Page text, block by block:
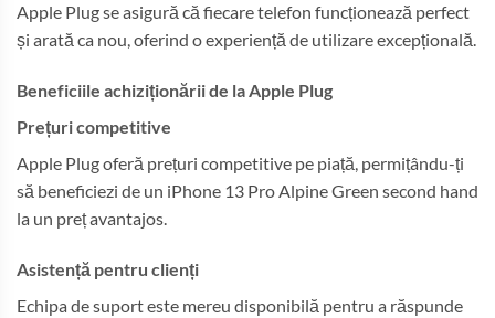
Apple Plug se asigură că fiecare telefon funcționează perfect
și arată ca nou, oferind o experiență de utilizare excepțională.
Beneficiile achiziționării de la Apple Plug
Prețuri competitive
Apple Plug oferă prețuri competitive pe piață, permițându-ți
să beneficiezi de un iPhone 13 Pro Alpine Green second hand
la un preț avantajos.
Asistență pentru clienți
Echipa de suport este mereu disponibilă pentru a răspunde